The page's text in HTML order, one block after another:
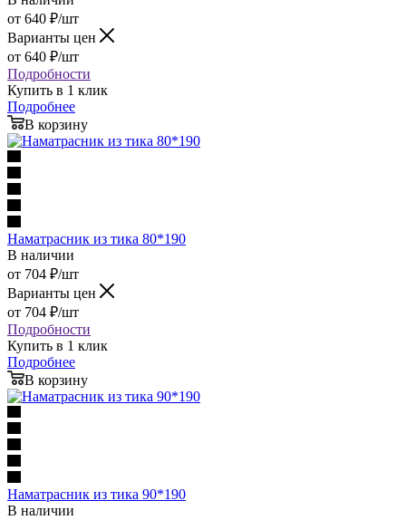
от 640 ₽/шт
Варианты цен
от 640 ₽/шт
Подробности
Купить в 1 клик
Подробнее
В корзину
Наматрасник из тика 80*190
В наличии
от 704 ₽/шт
Варианты цен
от 704 ₽/шт
Подробности
Купить в 1 клик
Подробнее
В корзину
Наматрасник из тика 90*190
В наличии